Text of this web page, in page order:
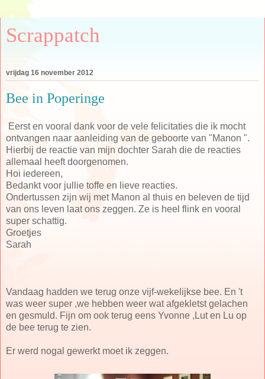
Scrappatch
vrijdag 16 november 2012
Bee in Poperinge
Eerst en vooral dank voor de vele felicitaties die ik mocht
ontvangen naar aanleiding van de geboorte van "Manon ".
Hierbij de reactie van mijn dochter Sarah die de reacties
allemaal heeft doorgenomen.
Hoi iedereen,
Bedankt voor jullie toffe en lieve reacties.
Ondertussen zijn wij met Manon al thuis en beleven de tijd
van ons leven laat ons zeggen. Ze is heel flink en vooral
super schattig.
Groetjes
Sarah
Vandaag hadden we terug onze vijf-wekelijkse bee. En 't
was weer super ,we hebben weer wat afgekletst gelachen
en gesmuld. Fijn om ook terug eens Yvonne ,Lut en Lu op
de bee terug te zien.
Er werd nogal gewerkt moet ik zeggen.